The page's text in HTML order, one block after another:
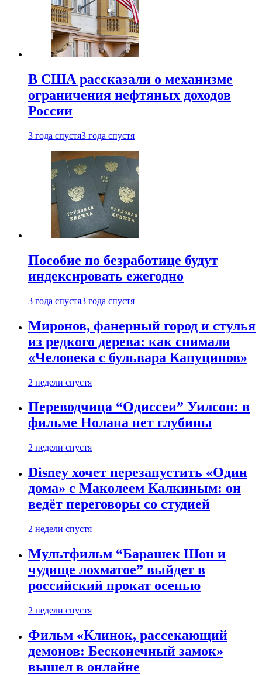
В США рассказали о механизме
ограничения нефтяных доходов
России
3 года спустя3 года спустя
Пособие по безработице будут
индексировать ежегодно
3 года спустя3 года спустя
Миронов, фанерный город и стулья
из редкого дерева: как снимали
«Человека с бульвара Капуцинов»
2 недели спустя
Переводчица “Одиссеи” Уилсон: в
фильме Нолана нет глубины
2 недели спустя
Disney хочет перезапустить «Один
дома» с Маколеем Калкиным: он
ведёт переговоры со студией
2 недели спустя
Мультфильм “Барашек Шон и
чудище лохматое” выйдет в
российский прокат осенью
2 недели спустя
Фильм «Клинок, рассекающий
демонов: Бесконечный замок»
вышел в онлайне